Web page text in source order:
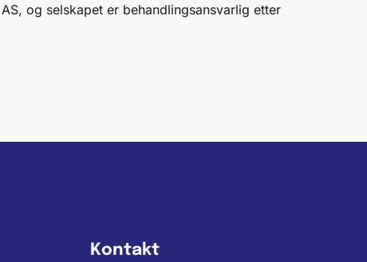
og selskapet er behandlingsansvarlig etter
Kontakt